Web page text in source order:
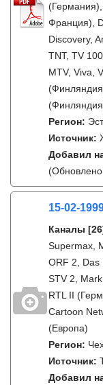
Франция),
Discovery,
TNT, TV
MTV, Viva,
Регион:
Источник:
Добавил
15-02-
Каналы
Supermax,
ORF 2, Das
STV 2,
RTL II
Cartoon
(Европа)
Регион:
Источник:
Добавил